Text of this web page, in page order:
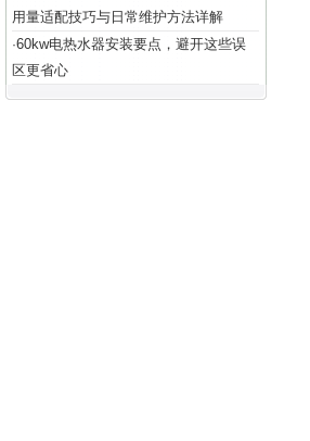
用量适配技巧与日常维护方法详解
·60kw电热水器安装要点，避开这些误
区更省心